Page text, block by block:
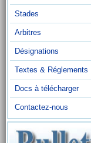
Stades
Arbitres
Désignations
Textes & Réglements
Docs à télécharger
Contactez-nous